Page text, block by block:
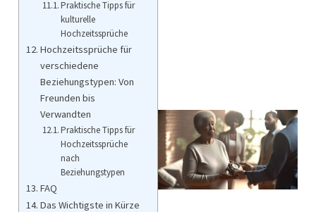
Praktische Tipps für
kulturelle
Hochzeitssprüche
Hochzeitssprüche für
verschiedene
Beziehungstypen: Von
Freunden bis
Verwandten
Praktische Tipps für
Hochzeitssprüche
nach
Beziehungstypen
FAQ
Das Wichtigste in Kürze